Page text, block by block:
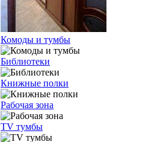
Комоды и тумбы
Библиотеки
Книжные полки
Рабочая зона
TV тумбы